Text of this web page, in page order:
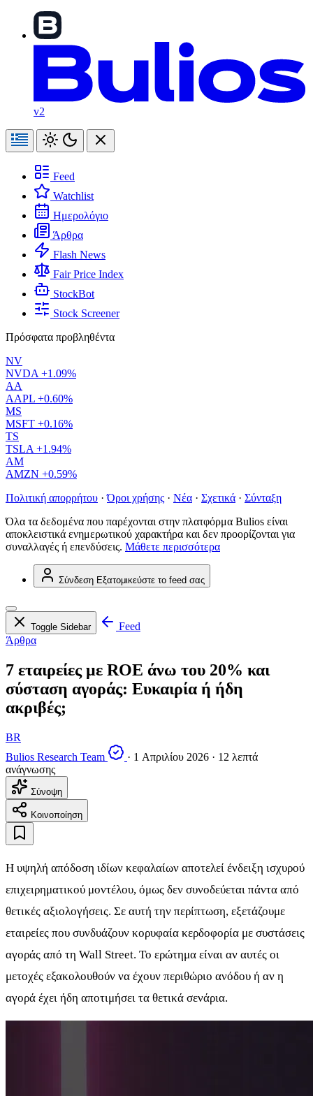
v2
Feed
Watchlist
Ημερολόγιο
Άρθρα
Flash News
Fair Price Index
StockBot
Stock Screener
Πρόσφατα προβληθέντα
NV
NVDA +1.09%
AA
AAPL +0.60%
MS
MSFT +0.16%
TS
TSLA +1.94%
AM
AMZN +0.59%
Πολιτική απορρήτου · Όροι χρήσης · Νέα · Σχετικά · Σύνταξη
Όλα τα δεδομένα που παρέχονται στην πλατφόρμα Bulios είναι
αποκλειστικά ενημερωτικού χαρακτήρα και δεν προορίζονται για
συναλλαγές ή επενδύσεις. Μάθετε περισσότερα
Σύνδεση Εξατομικεύστε το feed σας
Toggle Sidebar
Feed
Άρθρα
7 εταιρείες με ROE άνω του 20% και
σύσταση αγοράς: Ευκαιρία ή ήδη
ακριβές;
BR
Bulios Research Team
· 1 Απριλίου 2026 · 12 λεπτά
ανάγνωσης
Σύνοψη
Κοινοποίηση
Η υψηλή απόδοση ιδίων κεφαλαίων αποτελεί ένδειξη ισχυρού
επιχειρηματικού μοντέλου, όμως δεν συνοδεύεται πάντα από
θετικές αξιολογήσεις. Σε αυτή την περίπτωση, εξετάζουμε
εταιρείες που συνδυάζουν κορυφαία κερδοφορία με συστάσεις
αγοράς από τη Wall Street. Το ερώτημα είναι αν αυτές οι
μετοχές εξακολουθούν να έχουν περιθώριο ανόδου ή αν η
αγορά έχει ήδη αποτιμήσει τα θετικά σενάρια.